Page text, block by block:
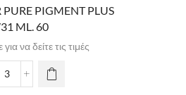
PIGMENT PLUS
ML. 60
να δείτε τις τιμές